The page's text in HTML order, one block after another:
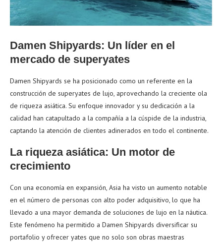
Damen Shipyards: Un líder en el
mercado de superyates
Damen Shipyards se ha posicionado como un referente en la
construcción de superyates de lujo, aprovechando la creciente ola
de riqueza asiática. Su enfoque innovador y su dedicación a la
calidad han catapultado a la compañía a la cúspide de la industria,
captando la atención de clientes adinerados en todo el continente.
La riqueza asiática: Un motor de
crecimiento
Con una economía en expansión, Asia ha visto un aumento notable
en el número de personas con alto poder adquisitivo, lo que ha
llevado a una mayor demanda de soluciones de lujo en la náutica.
Este fenómeno ha permitido a Damen Shipyards diversificar su
portafolio y ofrecer yates que no solo son obras maestras